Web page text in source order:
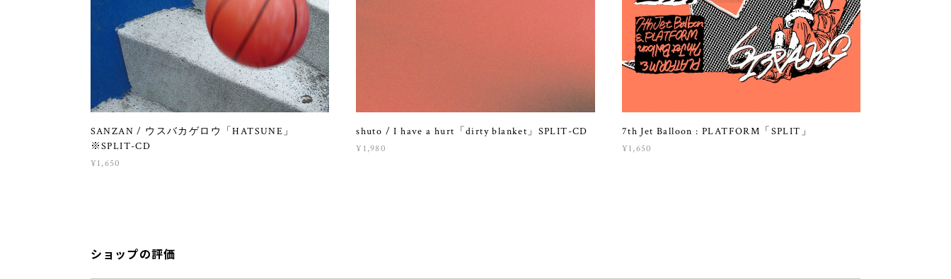
SANZAN / ウスバカゲロウ「HATSUNE」
※SPLIT-CD
¥1,650
shuto / I have a hurt「dirty blanket」SPLIT-CD
¥1,980
7th Jet Balloon : PLATFORM「SPLIT」
¥1,650
ショップの評価